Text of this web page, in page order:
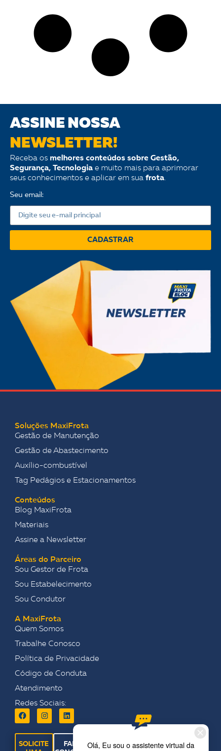
ASSINE NOSSA
NEWSLETTER!
Receba os melhores conteúdos sobre Gestão,
Segurança, Tecnologia e muito mais para aprimorar
seus conhecimentos e aplicar em sua frota.
Seu email:
CADASTRAR
Soluções MaxiFrota
Gestão de Manutenção
Gestão de Abastecimento
Auxílio-combustível
Tag Pedágios e Estacionamentos
Conteúdos
Blog MaxiFrota
Materiais
Assine a Newsletter
Áreas do Parceiro
Sou Gestor de Frota
Sou Estabelecimento
Sou Condutor
A MaxiFrota
Quem Somos
Trabalhe Conosco
Política de Privacidade
Código de Conduta
Atendimento
Redes Sociais:
SOLICITE
FALE